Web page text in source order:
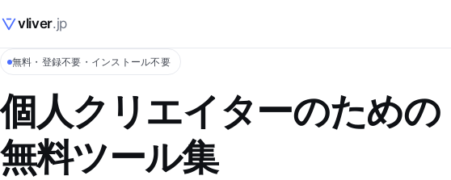
vliver.jp
無料・登録不要・インストール不要
個人クリエイターのための
無料ツール集